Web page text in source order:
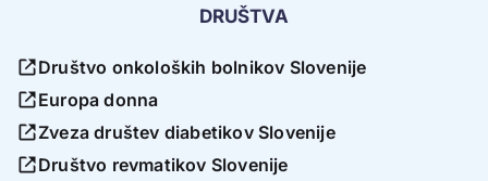
DRUŠTVA
Društvo onkoloških bolnikov Slovenije
Europa donna
Zveza društev diabetikov Slovenije
Društvo revmatikov Slovenije